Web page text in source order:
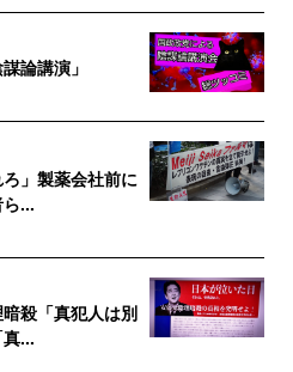
論講演」
ろ」製薬会社前に
...
暗殺「真犯人は別
...